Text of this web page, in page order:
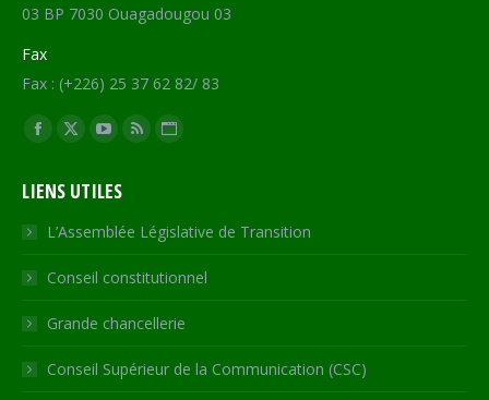
03 BP 7030 Ouagadougou 03
Fax
Fax : (+226) 25 37 62 82/ 83
Trouvez nous sur :
Facebook
opens
in
new
window
X
opens
in
new
window
YouTube
opens
in
new
window
RSS
in
new
window
Site
opens
in
new
LIENS UTILES
L’Assemblée Législative de Transition
Conseil constitutionnel
Grande chancellerie
Conseil Supérieur de la Communication (CSC)